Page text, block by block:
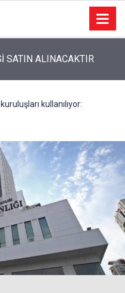
SATIN ALINACAKTIR
kullanılıyor: